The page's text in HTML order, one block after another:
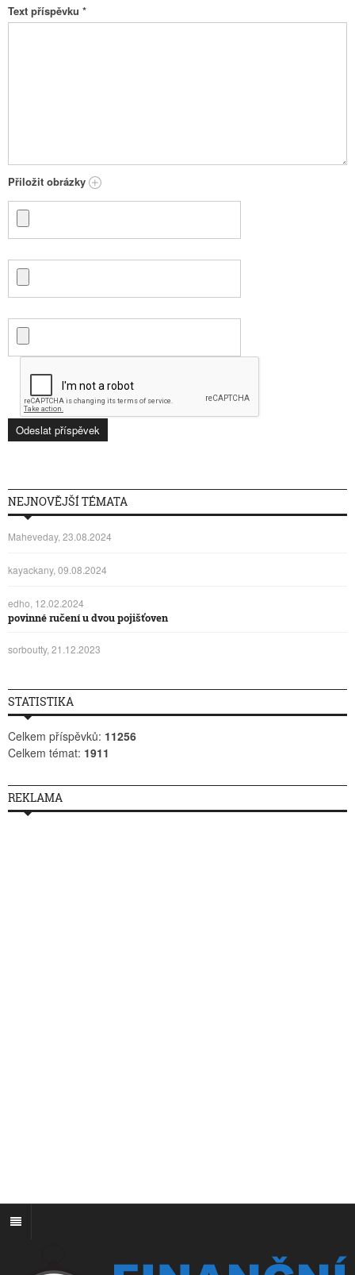
Text příspěvku *
Přiložit obrázky
NEJNOVĚJŠÍ TÉMATA
Maheveday, 23.08.2024
kayackany, 09.08.2024
edho, 12.02.2024
povinné ručení u dvou pojišťoven
sorboutty, 21.12.2023
STATISTIKA
Celkem příspěvků: 11256
Celkem témat: 1911
REKLAMA